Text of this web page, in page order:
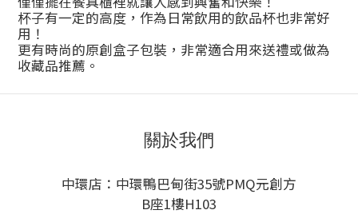
杯子有一定的高度，作為日常飲用的飲品杯也非常好
用！
更有時尚的原創盒子包裝，非常適合用來送禮或做為
收藏品推薦。
關於我們
中環店：中環鴨巴甸街35號PMQ元創方
B座1樓H103